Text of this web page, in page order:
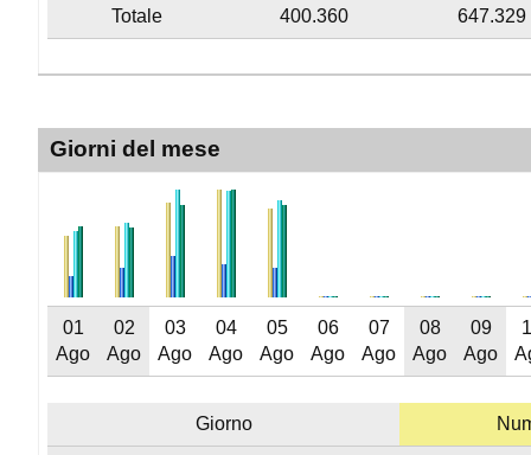
Totale 400.360 647.329
Giorni del mese
01
Ago
02
Ago
03
Ago
04
Ago
05
Ago
06
Ago
07
Ago
08
Ago
09
Ago
Giorno